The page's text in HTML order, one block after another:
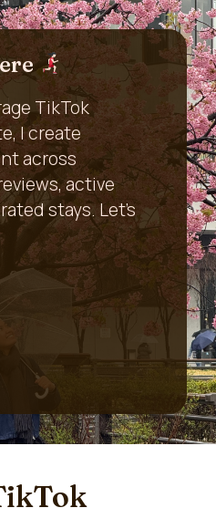
TikTok
I create
across
active
stays. Let’s